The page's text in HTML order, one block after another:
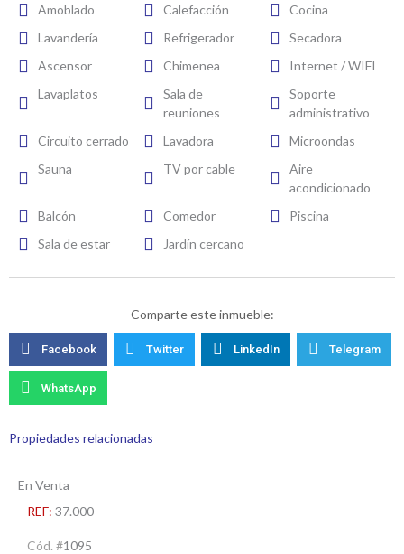
Amoblado Calefacción
Cocina
Lavandería
Refrigerador
Secadora
Ascensor
Chimenea
Internet / WIFI
Lavaplatos
Sala de
reuniones
Soporte
administrativo
Circuito cerrado
Lavadora
Microondas
Sauna
TV por cable
Aire
acondicionado
Balcón
Comedor
Piscina
Sala de estar
Jardín cercano
Comparte este inmueble:
Facebook Twitter LinkedIn Telegram
WhatsApp
Propiedades relacionadas
En Venta
REF: 37.000
Cód. #1095